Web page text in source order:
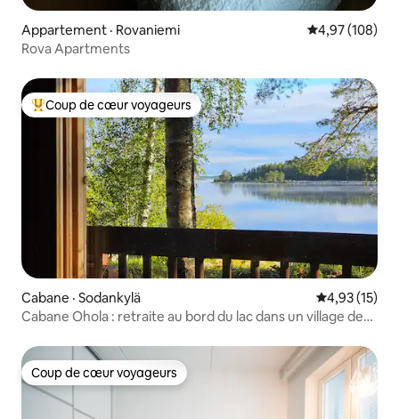
Appartement · Rovaniemi Note
4,97 (108)
Rova Apartments
Coup de cœur voyageurs parmi les plus aimés
Coup de cœur voyageurs
Cabane · Sodankylä Note
4,93 (15)
Cabane Ohola : retraite au bord du lac dans un village de
Coup de cœur voyageurs
Coup de cœur voyageurs